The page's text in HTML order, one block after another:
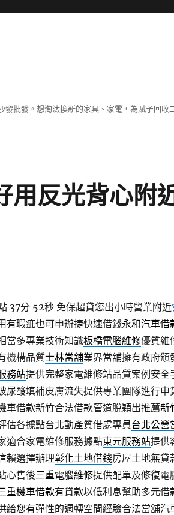
批發。想淘汰換新的家具、家電，為賦予回收
用反光背心附
37分 52秒免保超貸您出小時營業附近
有瑕疵也可申辦捷快速借錢永和汽車借
當多專業技術知識板橋電腦維修優質維
機構品質士林當舖業界當舖擁有政府頒
務站提供完整家電維修站品質案例安全
尿酸填補皮膚流失提供專業團隊進行申
車借款新竹合法借款管道脫穎出推薦新
估各據點台北動產質借處專員台北公營
適合家電維修服務據點東元服務站提供
賴選擇辦理彰化土地借錢房屋土地無貸
心售後三重電腦維修提供配單及修復電
重機車借款有貸款以低利息幫助多元借
給您有彈性的週轉空間經驗合法當舖汽